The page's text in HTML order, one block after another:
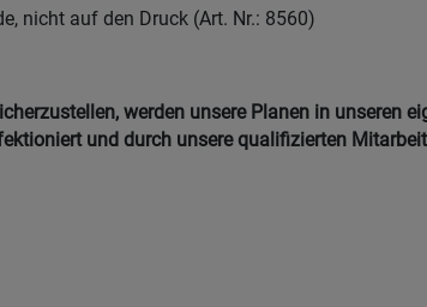
nicht auf den Druck (Art. Nr.: 8560)
werden unsere Planen in unseren
und durch unsere qualifizierten